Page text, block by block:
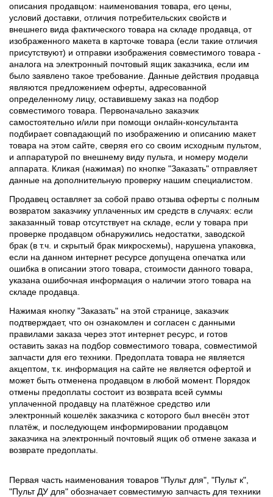
описания продавцом: наименования товара, его цены,
условий доставки, отличия потребительских свойств и
внешнего вида фактического товара на складе продавца, от
изображенного макета в карточке товара (если такие отличия
присутствуют) и отправки изображения совместимого товара -
аналога на электронный почтовый ящик заказчика, если им
было заявлено такое требование. Данные действия продавца
являются предложением оферты, адресованной
определенному лицу, оставившему заказ на подбор
совместимого товара. Первоначально заказчик
самостоятельно и/или при помощи онлайн-консультанта
подбирает совпадающий по изображению и описанию макет
товара на этом сайте, сверяя его со своим исходным пультом,
и аппаратурой по внешнему виду пульта, и номеру модели
аппарата. Кликая (нажимая) по кнопке "Заказать" отправляет
данные на дополнительную проверку нашим специалистом.
Продавец оставляет за собой право отзыва оферты с полным
возвратом заказчику уплаченных им средств в случаях: если
заказанный товар отсутствует на складе, если у товара при
проверке продавцом обнаружились недостатки, заводской
брак (в т.ч. и скрытый брак микросхемы), нарушена упаковка,
если на данном интернет ресурсе допущена опечатка или
ошибка в описании этого товара, стоимости данного товара,
указана ошибочная информация о наличии этого товара на
складе продавца.
Нажимая кнопку "Заказать" на этой странице, заказчик
подтверждает, что он ознакомлен и согласен с данными
правилами заказа через этот интернет ресурс, и готов
оставить заказ на подбор совместимого товара, совместимой
запчасти для его техники. Предоплата товара не является
акцептом, т.к. информация на сайте не является офертой и
может быть отменена продавцом в любой момент. Порядок
отмены предоплаты состоит из возврата всей суммы
уплаченной продавцу на платёжное средство или
электронный кошелёк заказчика с которого был внесён этот
платёж, и последующем информировании продавцом
заказчика на электронный почтовый ящик об отмене заказа и
возврате предоплаты.
Первая часть наименования товаров "Пульт для", "Пульт к",
"Пульт ДУ для" обозначает совместимую запчасть для техники